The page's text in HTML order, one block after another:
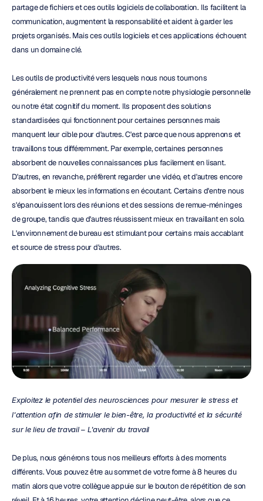
partage de fichiers et ces outils logiciels de collaboration. Ils facilitent la
communication, augmentent la responsabilité et aident à garder les
projets organisés. Mais ces outils logiciels et ces applications échouent
dans un domaine clé.
Les outils de productivité vers lesquels nous nous tournons
généralement ne prennent pas en compte notre physiologie personnelle
ou notre état cognitif du moment. Ils proposent des solutions
standardisées qui fonctionnent pour certaines personnes mais
manquent leur cible pour d'autres. C'est parce que nous apprenons et
travaillons tous différemment. Par exemple, certaines personnes
absorbent de nouvelles connaissances plus facilement en lisant.
D'autres, en revanche, préfèrent regarder une vidéo, et d'autres encore
absorbent le mieux les informations en écoutant. Certains d'entre nous
s'épanouissent lors des réunions et des sessions de remue-méninges
de groupe, tandis que d'autres réussissent mieux en travaillant en solo.
L'environnement de bureau est stimulant pour certains mais accablant
et source de stress pour d'autres.
Exploitez le potentiel des neurosciences pour mesurer le stress et
l'attention afin de stimuler le bien-être, la productivité et la sécurité
sur le lieu de travail – L'avenir du travail
De plus, nous générons tous nos meilleurs efforts à des moments
différents. Vous pouvez être au sommet de votre forme à 8 heures du
matin alors que votre collègue appuie sur le bouton de répétition de son